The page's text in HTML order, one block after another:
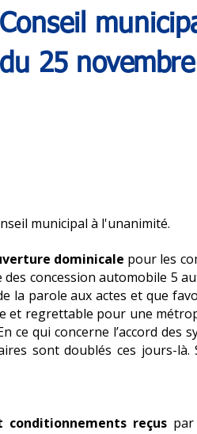
Conseil
du 25 novembre
municipal à l'unanimité.
dominicale pour les
concession automobile 5
la parole aux actes et que
regrettable pour une
qui concerne l’accord des
sont doublés ces jours-
conditionnements reçus